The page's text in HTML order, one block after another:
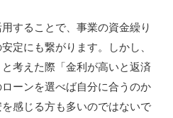
することで、事業の資金繰り
定にも繋がります。しかし、
考えた際「金利が高いと返済
ーンを選べば自分に合うのか
感じる方も多いのではないで